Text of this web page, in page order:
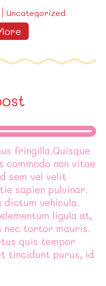
Uncategorized
fringilla.Quisque
commodo non vitae
sem vel velit
sapien pulvinar.
dictum vehicula.
ligula at,
nec tortor mauris.
quis tempor
tincidunt purus, id